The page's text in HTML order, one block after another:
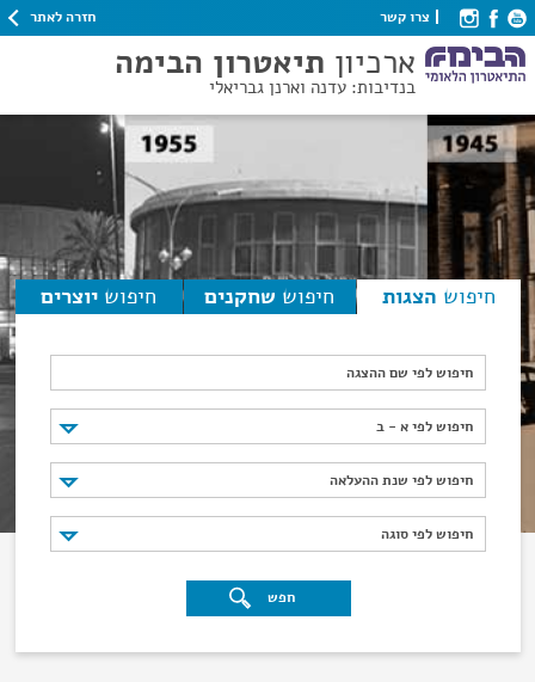
צרו קשר חזרה לאתר
ארכיון תיאטרון הבימה
בנדיבות: עדנה וארנן גבריאלי
חיפוש הצגות חיפוש שחקנים חיפוש יוצרים
חיפוש לפי שם ההצגה
חיפוש לפי א - ב
חיפוש לפי א - ב
חיפוש לפי שנת ההעלאה
חיפוש לפי שנת ההעלאה
חיפוש לפי סוגה
חיפוש לפי סוגה
חפש